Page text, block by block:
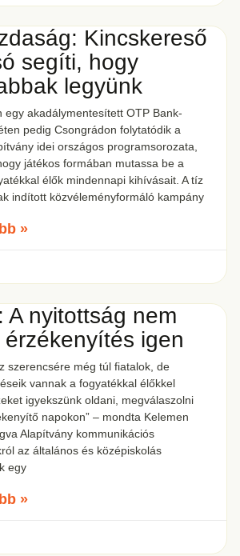
Kincskereső
segíti, hogy
legyünk
egy akadálymentesített OTP Bank-
pedig Csongrádon folytatódik a
idei országos programsorozata,
játékos formában mutassa be a
élők mindennapi kihívásait. A tíz
indított közvéleményformáló kampány
»
A nyitottság nem
igen
szerencsére még túl fiatalok, de
vannak a fogyatékkal élőkkel
igyekszünk oldani, megválaszolni
napokon” – mondta Kelemen
Alapítvány kommunikációs
az általános és középiskolás
egy
»